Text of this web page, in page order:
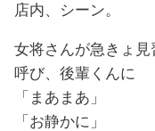
店内、シーン。
女将さんが急きょ
呼び、後輩くんに
「まあまあ」
「お静かに」